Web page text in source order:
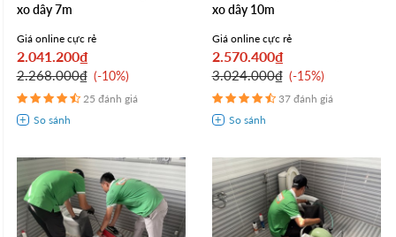
xo dây 7m
Giá online cực rẻ
2.041.200₫
2.268.000₫ -10%
25 đánh giá
xo dây 10m
Giá online cực rẻ
2.570.400₫
3.024.000₫ -15%
37 đánh giá